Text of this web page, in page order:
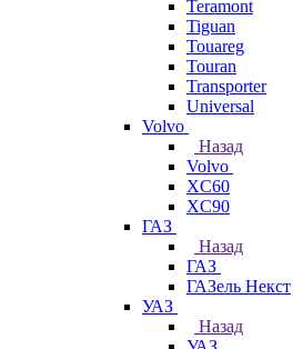
Teramont
Tiguan
Touareg
Touran
Transporter
Universal
Volvo
Назад
Volvo
XC60
XC90
ГАЗ
Назад
ГАЗ
ГАЗель Некст
УАЗ
Назад